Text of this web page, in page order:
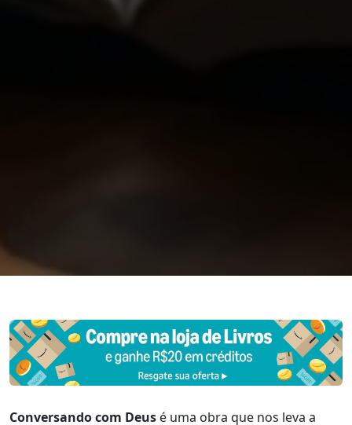
Conversando com Deus é uma obra que nos leva a